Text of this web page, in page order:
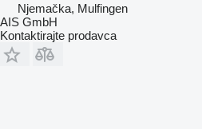
Njemačka, Mulfingen
AIS GmbH
Kontaktirajte prodavca